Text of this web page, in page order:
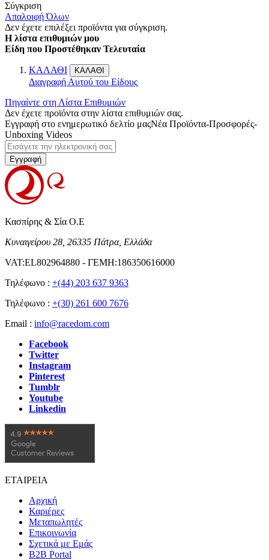
Σύγκριση
Απαλοιφή Όλων
Δεν έχετε επιλέξει προϊόντα για σύγκριση.
Η λίστα επιθυμιών μου
Είδη που Προστέθηκαν Τελευταία
ΚΑΛΑΘΙ ΚΑΛΑΘΙ
Διαγραφή Αυτού του Είδους
Πηγαίντε στη Λίστα Επιθυμιών
Δεν έχετε προϊόντα στην λίστα επιθυμιών σας.
Εγγραφή στο ενημερωτικό δελτίο μαςΝέα Προϊόντα-Προσφορές-
Unboxing Videos
Εγγραφή
Κασπίρης & Σία Ο.Ε
Κυναιγείρου 28, 26335 Πάτρα, Ελλάδα
VAT:EL802964880 - ΓΕΜΗ:186350616000
Τηλέφωνο : +(44) 203 637 9363
Τηλέφωνο : +(30) 261 600 7676
Email : info@racedom.com
Facebook
Twitter
Instagram
Pinterest
Tumblr
Youtube
Linkedin
ΕΤΑΙΡΕΙΑ
Αρχική
Καριέρες
Μεταπωλητές
Επικοινωνία
Σχετικά με Εμάς
B2B Portal